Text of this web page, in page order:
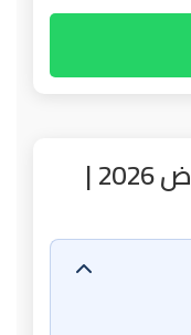
غرف مكاتب جاهزة الرياض 2026 |